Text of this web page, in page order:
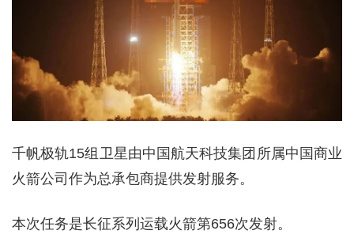
千帆极轨15组卫星由中国航天科技集团所属中国商业
火箭公司作为总承包商提供发射服务。
本次任务是长征系列运载火箭第656次发射。